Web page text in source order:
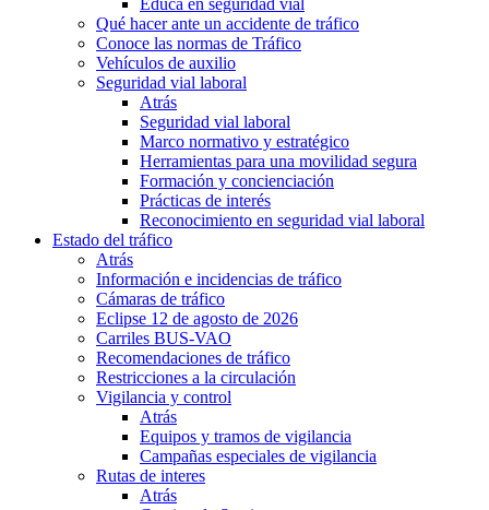
Educa en seguridad vial
Qué hacer ante un accidente de tráfico
Conoce las normas de Tráfico
Vehículos de auxilio
Seguridad vial laboral
Atrás
Seguridad vial laboral
Marco normativo y estratégico
Herramientas para una movilidad segura
Formación y concienciación
Prácticas de interés
Reconocimiento en seguridad vial laboral
Estado del tráfico
Atrás
Información e incidencias de tráfico
Cámaras de tráfico
Eclipse 12 de agosto de 2026
Carriles BUS-VAO
Recomendaciones de tráfico
Restricciones a la circulación
Vigilancia y control
Atrás
Equipos y tramos de vigilancia
Campañas especiales de vigilancia
Rutas de interes
Atrás